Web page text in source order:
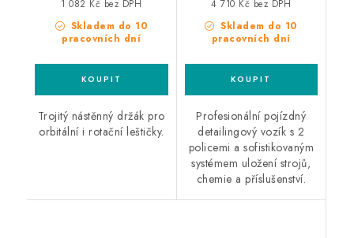
Skladem do 10
pracovních dní
1 082 Kč bez DPH
Trojitý nástěnný držák pro
orbitální i rotační leštičky.
Skladem do 10
pracovních dní
4 710 Kč bez DPH
Profesionální pojízdný
detailingový vozík s 2
policemi a sofistikovaným
systémem uložení strojů,
chemie a příslušenství.